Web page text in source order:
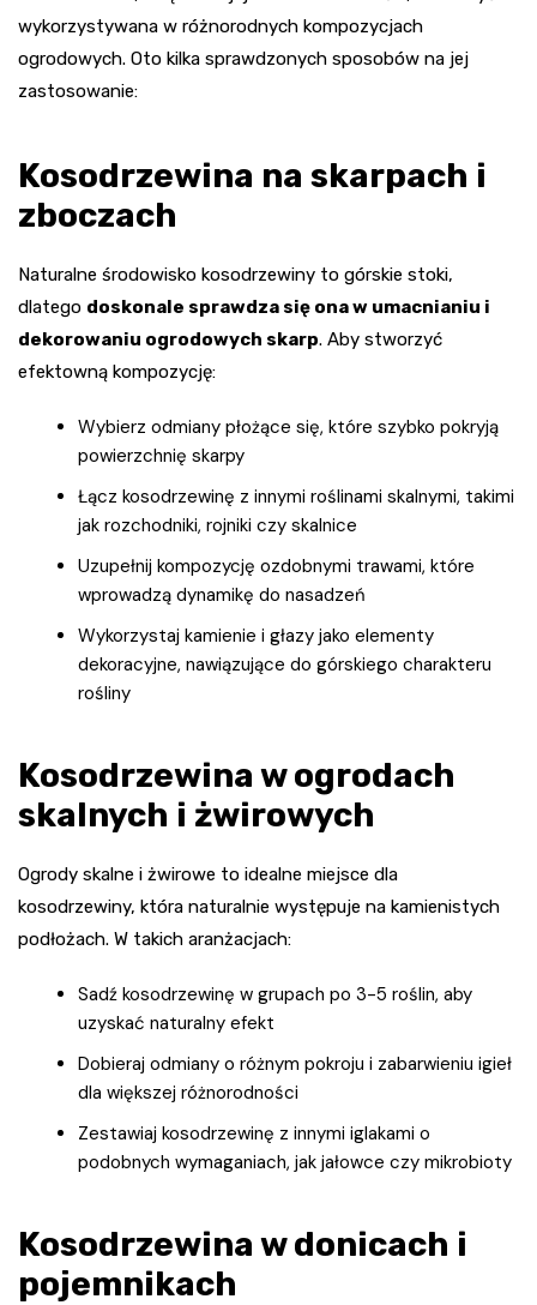
wykorzystywana w różnorodnych kompozycjach
ogrodowych. Oto kilka sprawdzonych sposobów na jej
zastosowanie:
Kosodrzewina na skarpach i
zboczach
Naturalne środowisko kosodrzewiny to górskie stoki,
dlatego doskonale sprawdza się ona w umacnianiu i
dekorowaniu ogrodowych skarp. Aby stworzyć
efektowną kompozycję:
Wybierz odmiany płożące się, które szybko pokryją
powierzchnię skarpy
Łącz kosodrzewinę z innymi roślinami skalnymi, takimi
jak rozchodniki, rojniki czy skalnice
Uzupełnij kompozycję ozdobnymi trawami, które
wprowadzą dynamikę do nasadzeń
Wykorzystaj kamienie i głazy jako elementy
dekoracyjne, nawiązujące do górskiego charakteru
rośliny
Kosodrzewina w ogrodach
skalnych i żwirowych
Ogrody skalne i żwirowe to idealne miejsce dla
kosodrzewiny, która naturalnie występuje na kamienistych
podłożach. W takich aranżacjach:
Sadź kosodrzewinę w grupach po 3-5 roślin, aby
uzyskać naturalny efekt
Dobieraj odmiany o różnym pokroju i zabarwieniu igieł
dla większej różnorodności
Zestawiaj kosodrzewinę z innymi iglakami o
podobnych wymaganiach, jak jałowce czy mikrobioty
Kosodrzewina w donicach i
pojemnikach